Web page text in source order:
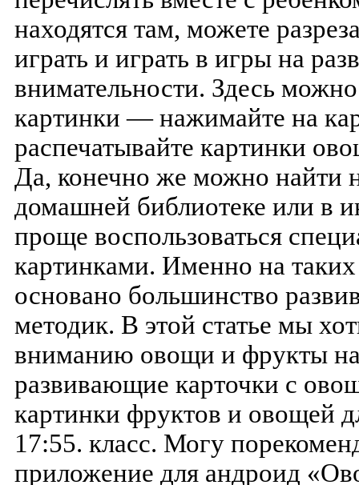
находятся там, можете
играть и играть в игры на
внимательности. Здесь
картинки — нажимайте на
распечатывайте картинки
Да, конечно же можно найти
домашней библиотеке или в
проще воспользоваться
картинками. Именно на таких
основано большинство
методик. В этой статье мы
вниманию овощи и фрукты на
развивающие карточки с
картинки фруктов и овощей
17:55. класс. Могу
приложение для андроид